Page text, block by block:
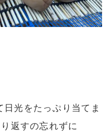
光をたっぷり当てま
返すの忘れずに